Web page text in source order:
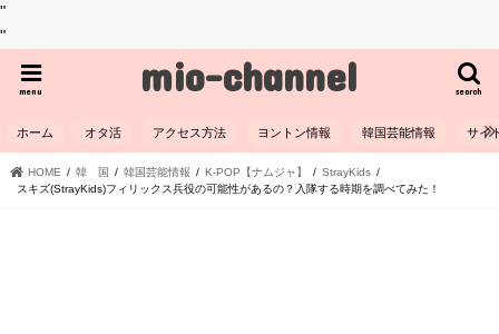
"
"
mio-channel search
menu
ホーム オタ活 アクセス方法 ヨントン情報 韓国芸能情報 サイ
HOME 韓 国 韓国芸能情報 K-POP【ナムジャ】
StrayKids
スキズ(StrayKids)フィリックス兵役の可能性があるの？入隊する時期を調べてみた！